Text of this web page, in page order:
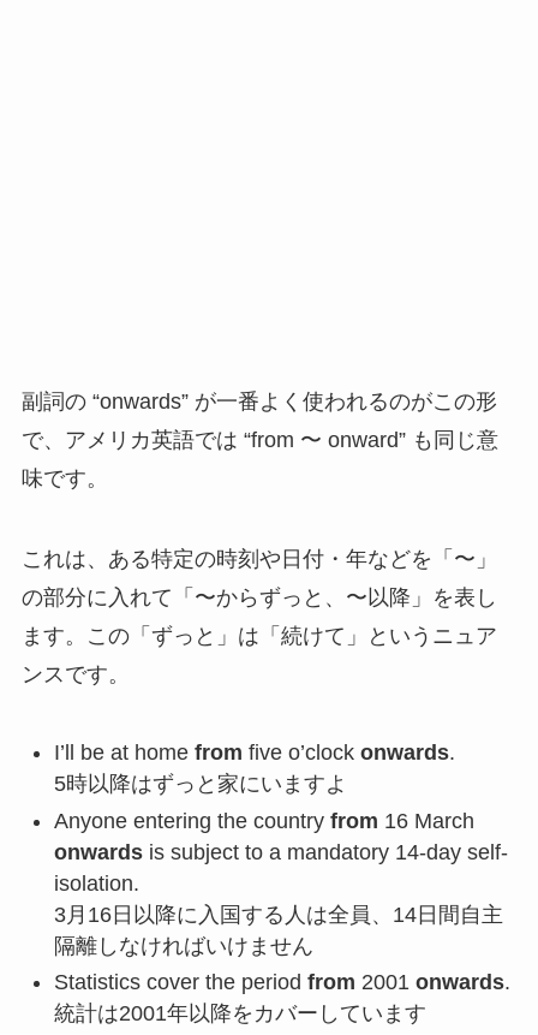
副詞の “onwards” が一番よく使われるのがこの形
で、アメリカ英語では “from 〜 onward” も同じ意
味です。
これは、ある特定の時刻や日付・年などを「〜」
の部分に入れて「〜からずっと、〜以降」を表し
ます。この「ずっと」は「続けて」というニュア
ンスです。
I’ll be at home from five o’clock onwards.
5時以降はずっと家にいますよ
Anyone entering the country from 16 March
onwardsis subject to a mandatory 14-day self-
isolation.
3月16日以降に入国する人は全員、14日間自主
隔離しなければいけません
Statistics cover the period from 2001 onwards.
統計は2001年以降をカバーしています